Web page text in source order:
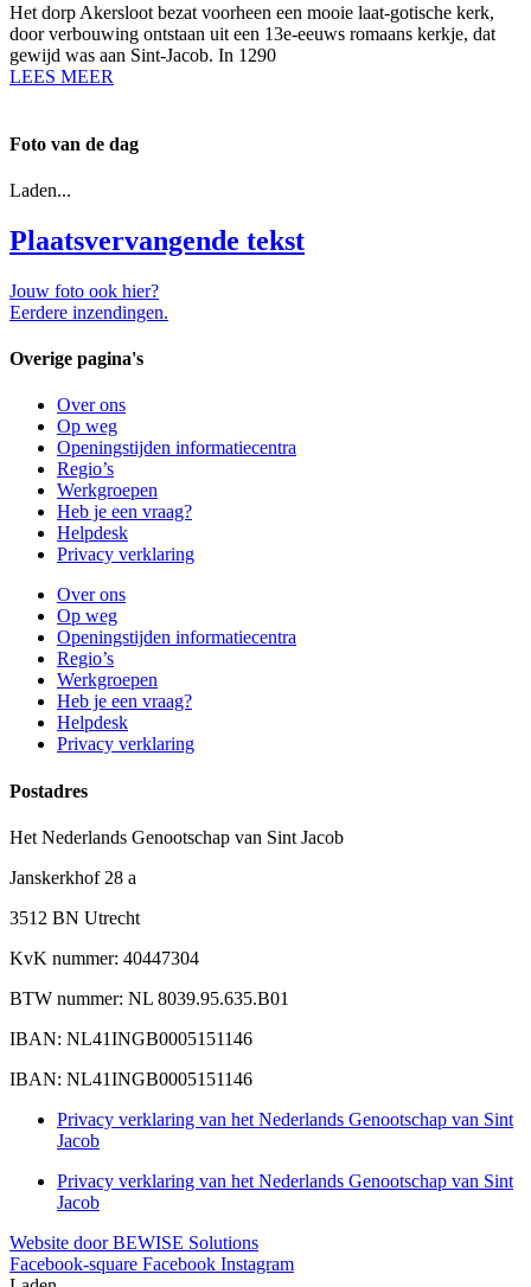
Het dorp Akersloot bezat voorheen een mooie laat-gotische kerk,
door verbouwing ontstaan uit een 13e-eeuws romaans kerkje, dat
gewijd was aan Sint-Jacob. In 1290
LEES MEER
Foto van de dag
Laden...
Plaatsvervangende tekst
Jouw foto ook hier?
Eerdere inzendingen.
Overige pagina's
Over ons
Op weg
Openingstijden informatiecentra
Regio’s
Werkgroepen
Heb je een vraag?
Helpdesk
Privacy verklaring
Over ons
Op weg
Openingstijden informatiecentra
Regio’s
Werkgroepen
Heb je een vraag?
Helpdesk
Privacy verklaring
Postadres
Het Nederlands Genootschap van Sint Jacob
Janskerkhof 28 a
3512 BN Utrecht
KvK nummer: 40447304
BTW nummer: NL 8039.95.635.B01
IBAN: NL41INGB0005151146
IBAN: NL41INGB0005151146
Privacy verklaring van het Nederlands Genootschap van Sint
Jacob
Privacy verklaring van het Nederlands Genootschap van Sint
Jacob
Website door BEWISE Solutions
Facebook-square Facebook Instagram